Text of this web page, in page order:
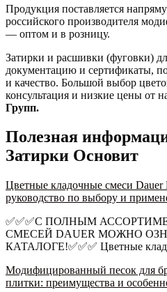
Продукция поставляется
российского производителя
— оптом и в розницу.
Затирки и расшивки (фуговки)
документацию и сертификаты,
и качество. Большой выбор
консультация и низкие цены от
Групп.
Полезная
Затирки Основит
Цветные кладочные смеси
руководство по выбору и
✅✅✅С ПОЛНЫМ
СМЕСЕЙ DAUER МОЖНО
КАТАЛОГЕ!✅✅✅ Цветные
Модифицированный песок для
плитки: преимущества и